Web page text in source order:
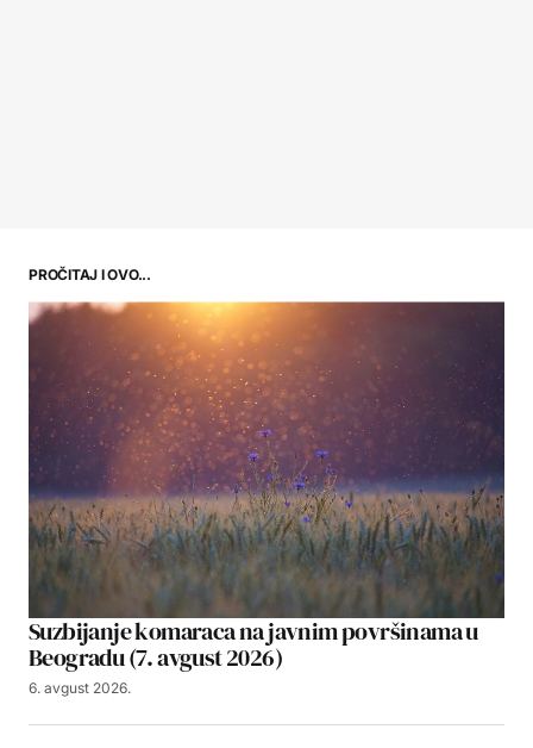
PROČITAJ I OVO...
Suzbijanje komaraca na javnim površinama u
Beogradu (7. avgust 2026)
6. avgust 2026.